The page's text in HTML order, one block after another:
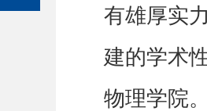
有雄厚实
建的学术
物理学院